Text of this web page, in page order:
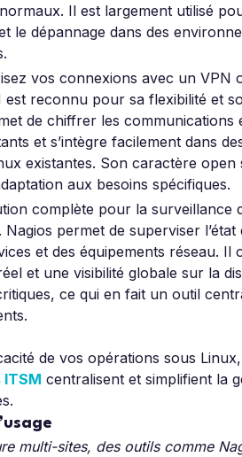
Il est largement utilisé
le dépannage dans des
vos connexions avec un VPN
est reconnu pour sa flexibilité et
de chiffrer les communications
et s’intègre facilement dans
existantes. Son caractère open
aux besoins spécifiques.
complète pour la surveillance
permet de superviser l’état
et des équipements réseau. Il
et une visibilité globale sur la
ce qui en fait un outil
de vos opérations sous
centralisent et simplifient la
multi-sites, des outils comme